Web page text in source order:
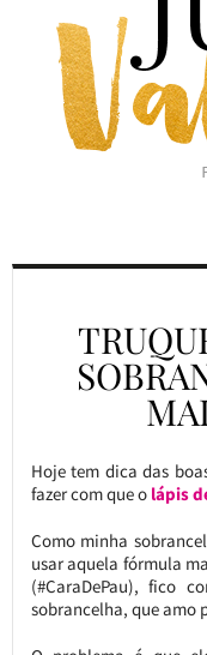
Hoje tem dica das
fazer com que o lápis
Como minha
usar aquela fórmula
(#CaraDePau), fico
sobrancelha, que amo